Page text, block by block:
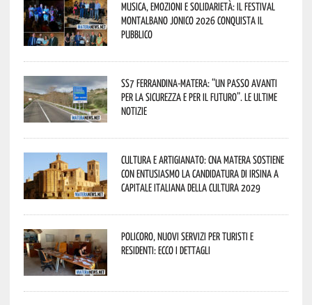
Musica, emozioni e solidarietà: il Festival
Montalbano Jonico 2026 conquista il
pubblico
SS7 Ferrandina-Matera: “Un passo avanti
per la sicurezza e per il futuro”. Le ultime
notizie
Cultura e Artigianato: CNA Matera sostiene
con entusiasmo la candidatura di Irsina a
Capitale Italiana della Cultura 2029
Policoro, nuovi servizi per turisti e
residenti: ecco i dettagli